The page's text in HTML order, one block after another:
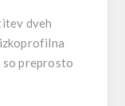
dveh
so preprosto